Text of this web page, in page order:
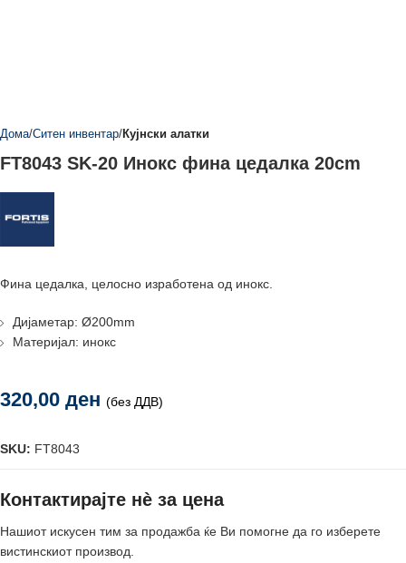
Дома Ситен инвентар Кујнски алатки
FT8043 SK-20 Инокс фина цедалка 20cm
Фина цедалка, целосно изработена од инокс.
Дијаметар: Ø200mm
Материјал: инокс
320,00 ден (без ДДВ)
SKU: FT8043
Контактирајте нè за цена
Нашиот искусен тим за продажба ќе Ви помогне да го изберете
вистинскиот производ.